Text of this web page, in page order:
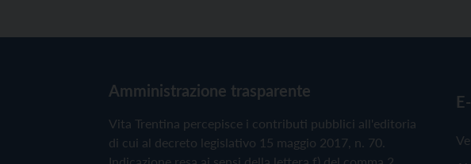
Amministrazione trasparente
Vita Trentina percepisce i contributi pubblici all'editoria
di cui al decreto legislativo 15 maggio 2017, n. 70.